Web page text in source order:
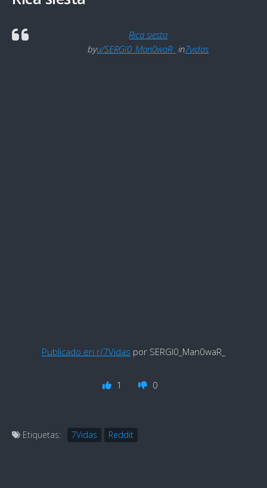
Rica siesta
byu/SERGI0_Man0waR_ in7vidas
Publicado en r/7Vidas por SERGI0_Man0waR_
1 0
Etiquetas: 7Vidas Reddit